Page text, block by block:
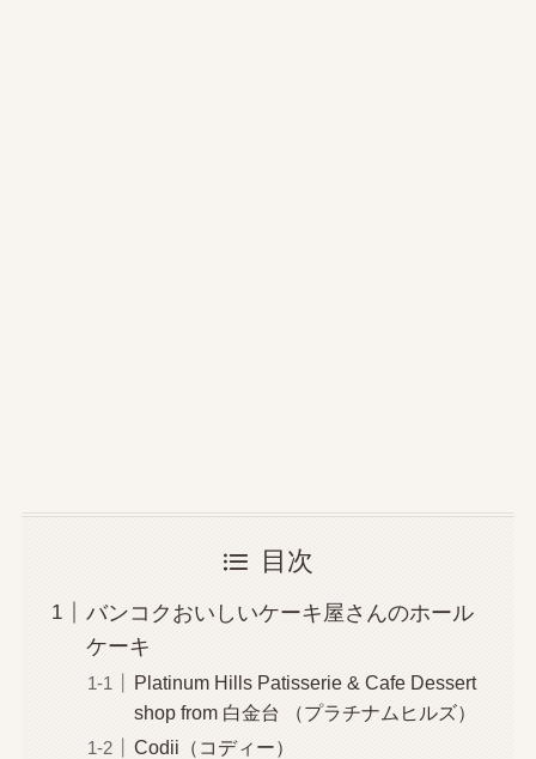
目次
バンコクおいしいケーキ屋さんのホール
ケーキ
Platinum Hills Patisserie & Cafe Dessert
shop from 白金台 （プラチナムヒルズ）
Codii（コディー）